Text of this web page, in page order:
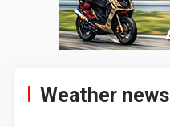
Weather news